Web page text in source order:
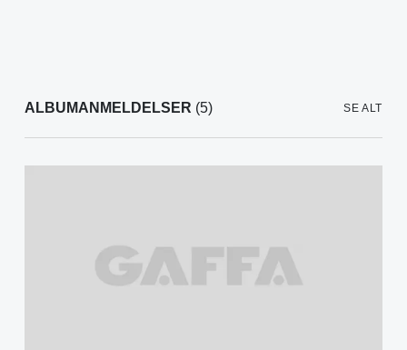
ALBUMANMELDELSER (5) SE ALT